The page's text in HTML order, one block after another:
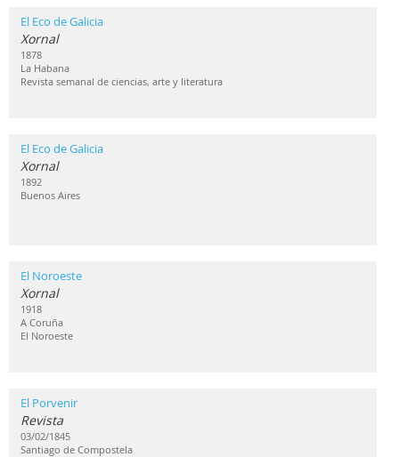
El Eco de Galicia
Xornal
1878
La Habana
Revista semanal de ciencias, arte y literatura
El Eco de Galicia
Xornal
1892
Buenos Aires
El Noroeste
Xornal
1918
A Coruña
El Noroeste
El Porvenir
Revista
03/02/1845
Santiago de Compostela